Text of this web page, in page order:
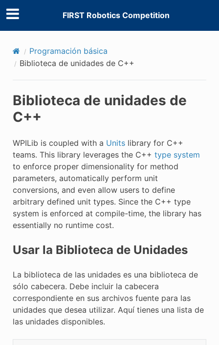
FIRST Robotics Competition
Programación básica
Biblioteca de unidades de C++
Biblioteca de unidades de
C++
WPILib is coupled with a Unitslibrary for C++
teams. This library leverages the C++ type system
to enforce proper dimensionality for method
parameters, automatically perform unit
conversions, and even allow users to define
arbitrary defined unit types. Since the C++ type
system is enforced at compile-time, the library has
essentially no runtime cost.
Usar la Biblioteca de Unidades
La biblioteca de las unidades es una biblioteca de
sólo cabecera. Debe incluir la cabecera
correspondiente en sus archivos fuente para las
unidades que desea utilizar. Aquí tienes una lista de
las unidades disponibles.